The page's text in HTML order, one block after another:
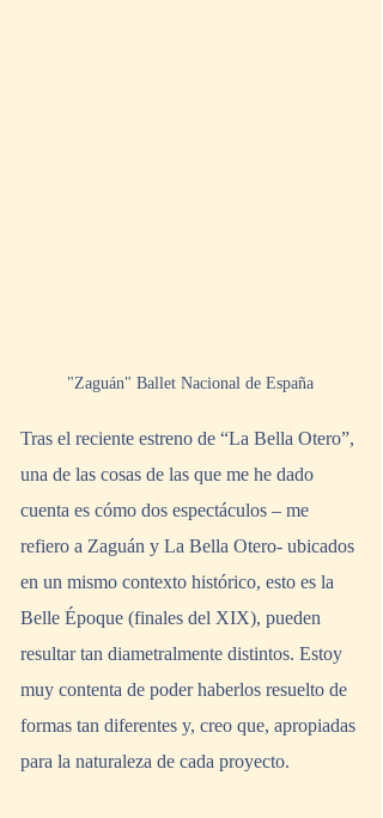
"Zaguán" Ballet Nacional de España
Tras el reciente estreno de “La Bella Otero”,
una de las cosas de las que me he dado
cuenta es cómo dos espectáculos – me
refiero a Zaguán y La Bella Otero- ubicados
en un mismo contexto histórico, esto es la
Belle Époque (finales del XIX), pueden
resultar tan diametralmente distintos. Estoy
muy contenta de poder haberlos resuelto de
formas tan diferentes y, creo que, apropiadas
para la naturaleza de cada proyecto.